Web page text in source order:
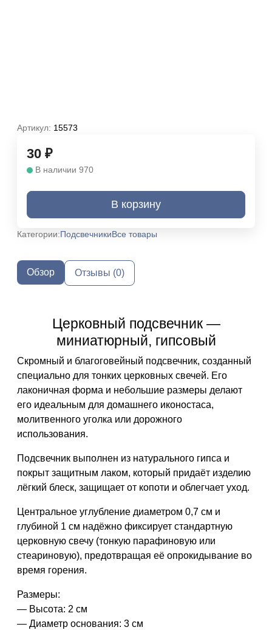
Артикул: 15573
30 ₽
В наличии 970
В корзину
Категории:ПодсвечникиВсе товары
Обзор Отзывы (0)
Церковный подсвечник —
миниатюрный, гипсовый
Скромный и благоговейный подсвечник, созданный
специально для тонких церковных свечей. Его
лаконичная форма и небольшие размеры делают
его идеальным для домашнего иконостаса,
молитвенного уголка или дорожного
использования.
Подсвечник выполнен из натурального гипса и
покрыт защитным лаком, который придаёт изделию
лёгкий блеск, защищает от копоти и облегчает уход.
Центральное углубление диаметром 0,7 см и
глубиной 1 см надёжно фиксирует стандартную
церковную свечу (тонкую парафиновую или
стеариновую), предотвращая её опрокидывание во
время горения.
Размеры:
— Высота: 2 см
— Диаметр основания: 3 см